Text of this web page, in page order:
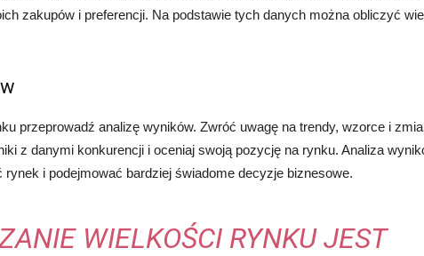
zakupów i preferencji. Na podstawie tych danych można obliczyć
przeprowadź analizę wyników. Zwróć uwagę na trendy, wzorce i
z danymi konkurencji i oceniaj swoją pozycję na rynku. Analiza
rynek i podejmować bardziej świadome decyzje biznesowe.
WIELKOŚCI RYNKU JEST